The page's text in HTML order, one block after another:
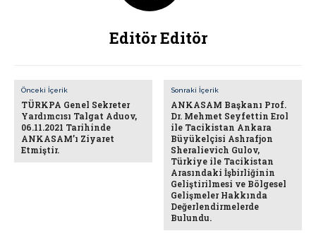
Editör Editör
Önceki İçerik
TÜRKPA Genel Sekreter
Yardımcısı Talgat Aduov,
06.11.2021 Tarihinde
ANKASAM’ı Ziyaret
Etmiştir.
Sonraki İçerik
ANKASAM Başkanı Prof.
Dr. Mehmet Seyfettin Erol
ile Tacikistan Ankara
Büyükelçisi Ashrafjon
Sheralievich Gulov,
Türkiye ile Tacikistan
Arasındaki İşbirliğinin
Geliştirilmesi ve Bölgesel
Gelişmeler Hakkında
Değerlendirmelerde
Bulundu.